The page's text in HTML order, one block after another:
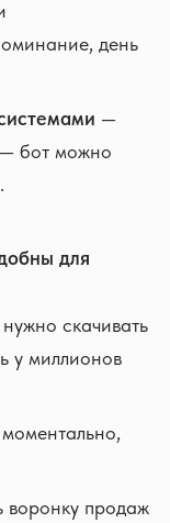
день
—
— бот можно
для
скачивать
у миллионов
воронку продаж